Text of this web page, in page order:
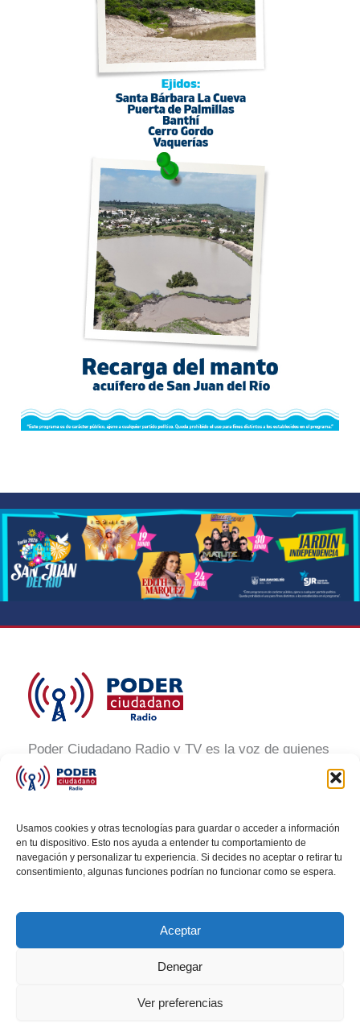
Usamos cookies y otras tecnologías para guardar o acceder a información
en tu dispositivo. Esto nos ayuda a entender tu comportamiento de
navegación y personalizar tu experiencia. Si decides no aceptar o retirar tu
consentimiento, algunas funciones podrían no funcionar como se espera.
Aceptar
Denegar
Ver preferencias
Poder Ciudadano Radio y TV es la voz de quienes
buscan un México informado y participativo.
Nuestro compromiso es conectar con la
transformación social a través de noticias claras,
veraces y al alcance de todos.